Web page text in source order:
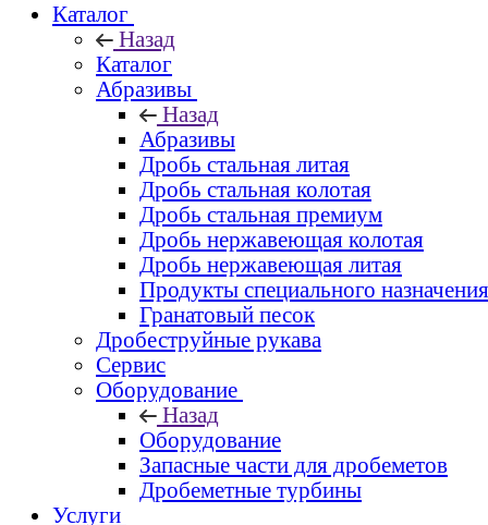
Каталог
Назад
Каталог
Абразивы
Назад
Абразивы
Дробь стальная литая
Дробь стальная колотая
Дробь стальная премиум
Дробь нержавеющая колотая
Дробь нержавеющая литая
Продукты специального назначения
Гранатовый песок
Дробеструйные рукава
Сервис
Оборудование
Назад
Оборудование
Запасные части для дробеметов
Дробеметные турбины
Услуги